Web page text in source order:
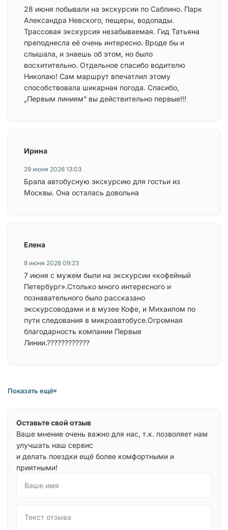
28 июня побывали на экскурсии по Саблино. Парк
Александра Невского, пещеры, водопады.
Трассовая экскурсия незабываемая. Гид Татьяна
преподнесла её очень интересно. Вроде бы и
слышала, и знаешь об этом, но было
восхитительно. Отдельное спасибо водителю
Николаю! Сам маршрут впечатлил этому
способствовала шикарная погода. Спасибо,
„Первым линиям“ вы действительно первые!!!
Ирина
29 июня 2026 13:03
Брала автобусную экскурсию для гостьи из
Москвы. Она осталась довольна
Елена
8 июня 2026 09:23
7 июня с мужем были на экскурсии «кофейный
Петербург».Столько много интересного и
познавательного было рассказано
экскурсоводами и в музее Кофе, и Михаилом по
пути следования в микроавтобусе.Огромная
благодарность компании Первые
Линии.????????????
Показать ещё
Оставьте свой отзыв
Ваше мнение очень важно для нас, т.к. позволяет нам
улучшать наш сервис
и делать поездки ещё более комфортными и
приятными!
Ваше имя
Текст отзыва